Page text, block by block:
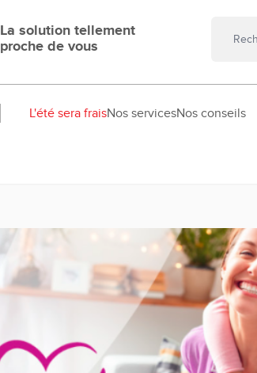
La solution tellement
proche de vous
L'été sera fraisNos servicesNos conseils